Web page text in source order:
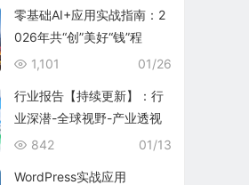
零基础AI+应用实战指南：2
026年共“创”美好“钱”程
01/26
1,101
行业报告【持续更新】：行
业深潜-全球视野-产业透视
01/13
842
WordPress实战应用